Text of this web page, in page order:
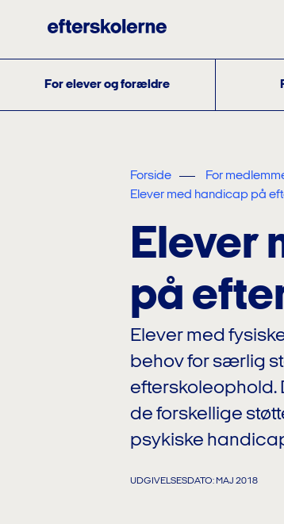
For elever og forældre
Forside For
Elever med handicap på
Elever
på
Elever med
behov for særlig
efterskoleophold.
de forskellige
psykiske
UDGIVELSESDATO: MAJ 2018